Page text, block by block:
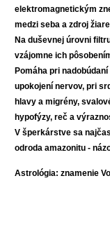
elektromagnetickým
medzi seba a zdroj
Na duševnej úrovni
vzájomne ich
Pomáha pri
upokojení nervov, pri
hlavy a migrény,
hypofýzy, reč a
V šperkárstve sa
odroda amazonitu -
Astrológia: znamenie